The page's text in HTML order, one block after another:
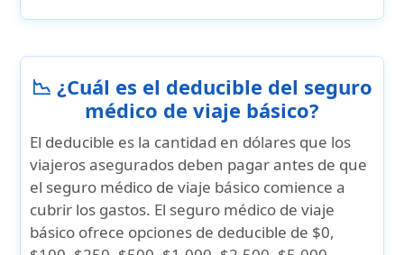
📉 ¿Cuál es el deducible del seguro
médico de viaje básico?
El deducible es la cantidad en dólares que los
viajeros asegurados deben pagar antes de que
el seguro médico de viaje básico comience a
cubrir los gastos. El seguro médico de viaje
básico ofrece opciones de deducible de $0,